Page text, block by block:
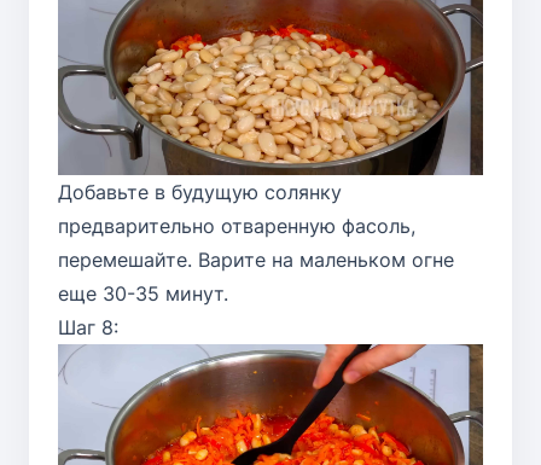
Добавьте в будущую солянку
предварительно отваренную фасоль,
перемешайте. Варите на маленьком огне
еще 30-35 минут.
Шаг 8: